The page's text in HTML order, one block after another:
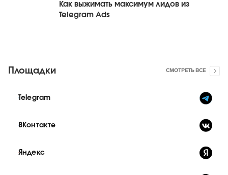
Как выжимать максимум лидов из
Telegram Ads
Площадки СМОТРЕТЬ ВСЕ
Telegram
ВКонтакте
Яндекс